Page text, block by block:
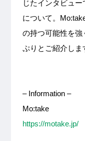
じたインタビュー
について。
の持つ可能性を強
ぷりとご紹介しま
– Information –
Mo:take
https://motake.jp/